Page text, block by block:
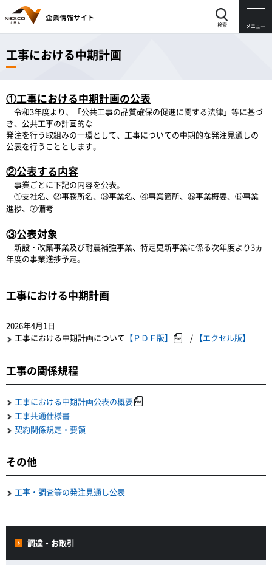
検索 メニュー
工事における中期計画
①工事における中期計画の公表
令和3年度より、「公共工事の品質確保の促進に関する法律」等に基づ
き、公共工事の計画的な
発注を行う取組みの一環として、工事についての中期的な発注見通しの
公表を行うこととします。
②公表する内容
事業ごとに下記の内容を公表。
①支社名、②事務所名、③事業名、④事業箇所、⑤事業概要、⑥事業
進捗、⑦備考
③公表対象
新設・改築事業及び耐震補強事業、特定更新事業に係る次年度より3ヵ
年度の事業進捗予定。
工事における中期計画
2026年4月1日
工事における中期計画について 【ＰＤＦ版】 / 【エクセル版】
工事の関係規程
工事における中期計画公表の概要
工事共通仕様書
契約関係規定・要領
その他
工事・調査等の発注見通し公表
調達・お取引